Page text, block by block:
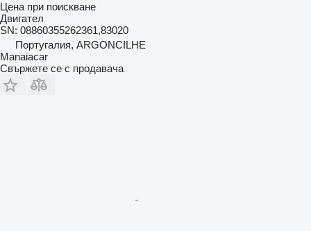
Цена при поискване
Двигател
SN: 08860355262361,83020
Португалия, ARGONCILHE
Manaiacar
Свържете се с продавача